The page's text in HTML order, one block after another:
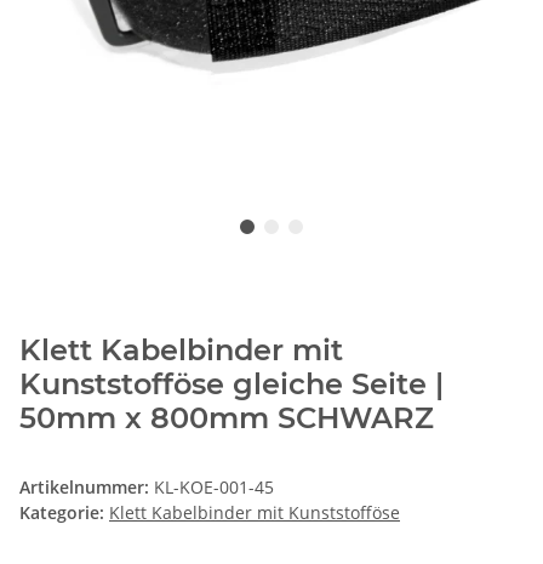
Klett Kabelbinder mit
Kunststofföse gleiche Seite |
50mm x 800mm SCHWARZ
Artikelnummer: KL-KOE-001-45
Kategorie: Klett Kabelbinder mit Kunststofföse